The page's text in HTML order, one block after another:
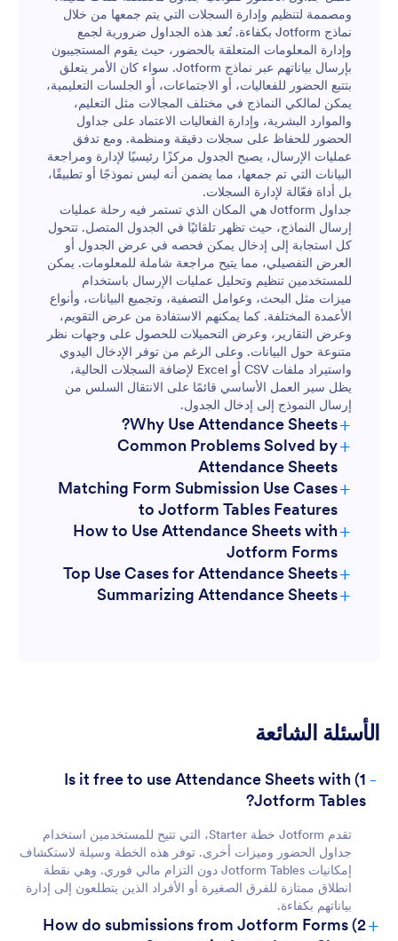
ومصممة لتنظيم وإدارة السجلات التي يتم جمعها من خلال
نماذج Jotform بكفاءة. تُعد هذه الجداول ضرورية لجمع
وإدارة المعلومات المتعلقة بالحضور، حيث يقوم المستجيبون
بإرسال بياناتهم عبر نماذج Jotform. سواء كان الأمر يتعلق
بتتبع الحضور للفعاليات، أو الاجتماعات، أو الجلسات التعليمية،
يمكن لمالكي النماذج في مختلف المجالات مثل التعليم،
والموارد البشرية، وإدارة الفعاليات الاعتماد على جداول
الحضور للحفاظ على سجلات دقيقة ومنظمة. ومع تدفق
عمليات الإرسال، يصبح الجدول مركزًا رئيسيًا لإدارة ومراجعة
البيانات التي تم جمعها، مما يضمن أنه ليس نموذجًا أو تطبيقًا،
بل أداة فعّالة لإدارة السجلات.
جداول Jotform هي المكان الذي تستمر فيه رحلة عمليات
إرسال النماذج، حيث تظهر تلقائيًا في الجدول المتصل. تتحول
كل استجابة إلى إدخال يمكن فحصه في عرض الجدول أو
العرض التفصيلي، مما يتيح مراجعة شاملة للمعلومات. يمكن
للمستخدمين تنظيم وتحليل عمليات الإرسال باستخدام
ميزات مثل البحث، وعوامل التصفية، وتجميع البيانات، وأنواع
الأعمدة المختلفة. كما يمكنهم الاستفادة من عرض التقويم،
وعرض التقارير، وعرض التحميلات للحصول على وجهات نظر
متنوعة حول البيانات. وعلى الرغم من توفر الإدخال اليدوي
واستيراد ملفات CSV أو Excel لإضافة السجلات الحالية،
يظل سير العمل الأساسي قائمًا على الانتقال السلس من
إرسال النموذج إلى إدخال الجدول.
+
Why Use Attendance Sheets?
+
Common Problems Solved by
Attendance Sheets
+
Matching Form Submission Use Cases
to Jotform Tables Features
+
How to Use Attendance Sheets with
Jotform Forms
+
Top Use Cases for Attendance Sheets
For Form Owners:
For Teams:
+
Summarizing Attendance Sheets
الأسئلة الشائعة
-
1) Is it free to use Attendance Sheets with
Jotform Tables?
تقدم Jotform خطة Starter، التي تتيح للمستخدمين استخدام
جداول الحضور وميزات أخرى. توفر هذه الخطة وسيلة لاستكشاف
إمكانيات Jotform Tables دون التزام مالي فوري. وهي نقطة
انطلاق ممتازة للفرق الصغيرة أو الأفراد الذين يتطلعون إلى إدارة
بياناتهم بكفاءة.
+
2) How do submissions from Jotform Forms